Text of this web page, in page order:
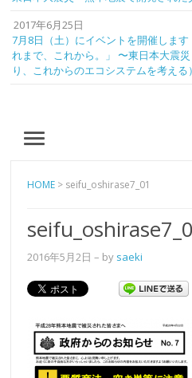
2017年6月25日
7月8日（土）にイベントを開催しま
れまで、これから。」 〜東日本大震
り、これからのエコシステムを考える）
MENU
HOME > seifu_oshirase7_01
2016年5月2日 – by saeki